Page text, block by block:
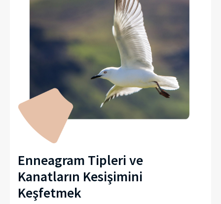
Enneagram Tipleri ve
Kanatların Kesişimini
Keşfetmek